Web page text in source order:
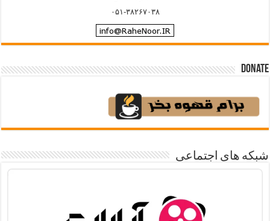
۰۵۱-۳۸۲۶۷۰۳۸
Donate
شبکه های اجتماعی